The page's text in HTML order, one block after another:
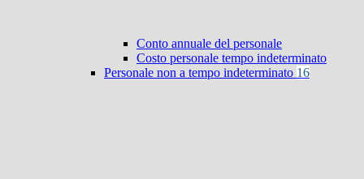
Conto annuale del personale
Costo personale tempo indeterminato
Personale non a tempo indeterminato 16